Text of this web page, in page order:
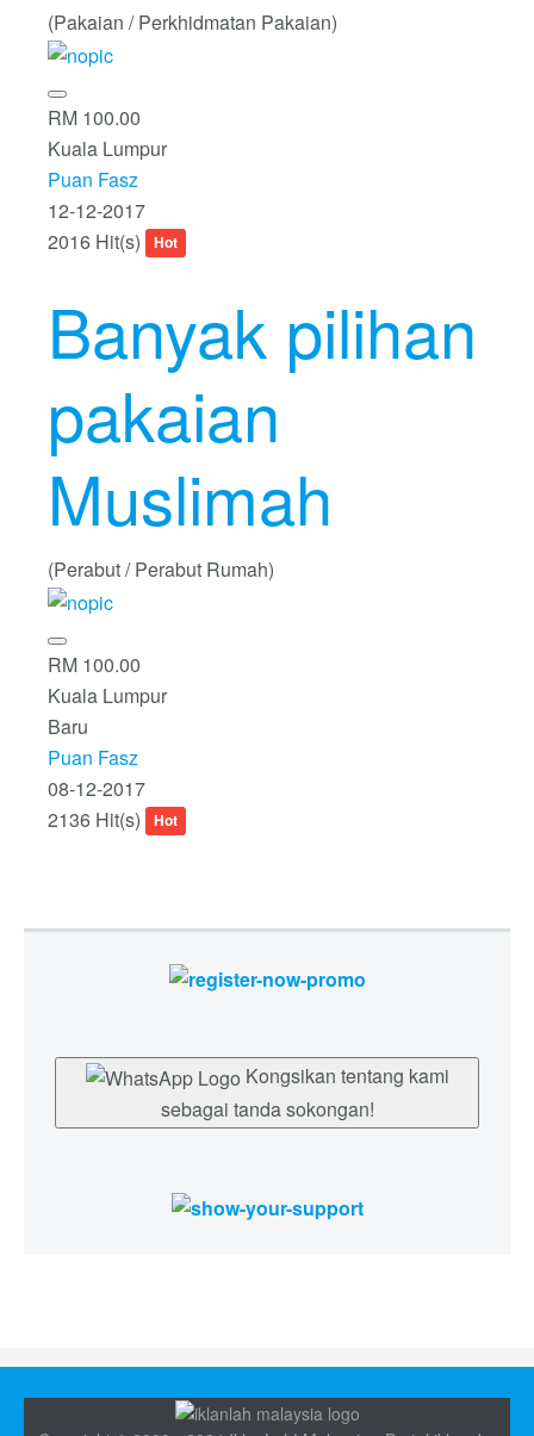
(Pakaian / Perkhidmatan Pakaian)
RM 100.00
Kuala Lumpur
Puan Fasz
12-12-2017
2016 Hit(s)
Hot
Banyak pilihan
pakaian
Muslimah
(Perabut / Perabut Rumah)
RM 100.00
Kuala Lumpur
Baru
Puan Fasz
08-12-2017
2136 Hit(s)
Hot
sebagai tanda sokongan!